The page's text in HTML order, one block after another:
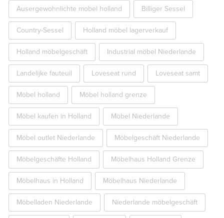
Ausergewohnlichte mobel holland Billiger Sessel
Country-Sessel Holland möbel lagerverkauf
Holland möbelgeschäft Industrial möbel Niederlande
Landelijke fauteuil Loveseat rund Loveseat samt
Möbel holland Möbel holland grenze
Möbel kaufen in Holland Möbel Niederlande
Möbel outlet Niederlande Möbelgeschäft Niederlande
Möbelgeschäfte Holland Möbelhaus Holland Grenze
Möbelhaus in Holland Möbelhaus Niederlande
Möbelladen Niederlande Niederlande möbelgeschäft